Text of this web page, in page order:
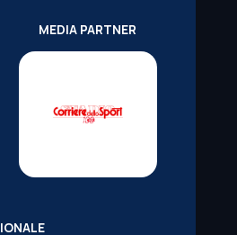
MEDIA PARTNER